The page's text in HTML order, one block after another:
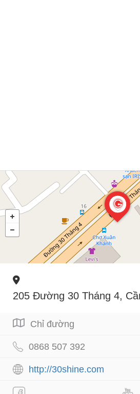
205 Đường 30 Tháng 4,
Chỉ đường
0868 507 392
http://30shine.com